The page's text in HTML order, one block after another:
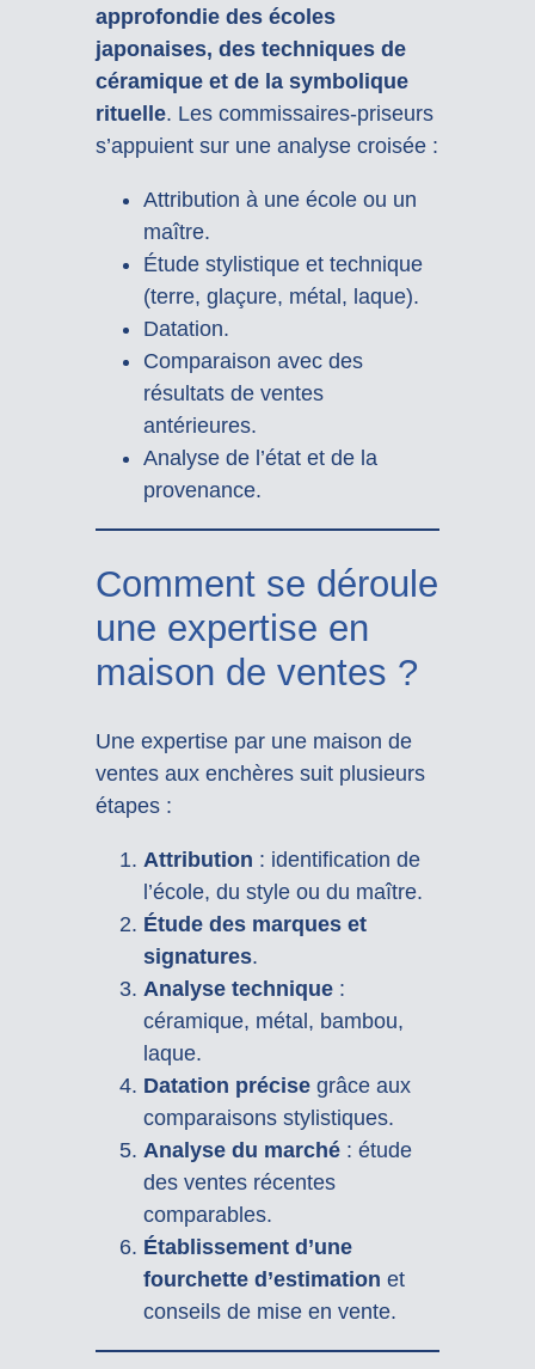
approfondie des écoles
japonaises, des techniques de
céramique et de la symbolique
rituelle. Les commissaires-priseurs
s’appuient sur une analyse croisée :
Attribution à une école ou un
maître.
Étude stylistique et technique
(terre, glaçure, métal, laque).
Datation.
Comparaison avec des
résultats de ventes
antérieures.
Analyse de l’état et de la
provenance.
Comment se déroule
une expertise en
maison de ventes ?
Une expertise par une maison de
ventes aux enchères suit plusieurs
étapes :
Attribution : identification de
l’école, du style ou du maître.
Étude des marques et
signatures.
Analyse technique:
céramique, métal, bambou,
laque.
Datation précisegrâce aux
comparaisons stylistiques.
Analyse du marché: étude
des ventes récentes
comparables.
Établissement d’une
fourchette d’estimation et
conseils de mise en vente.